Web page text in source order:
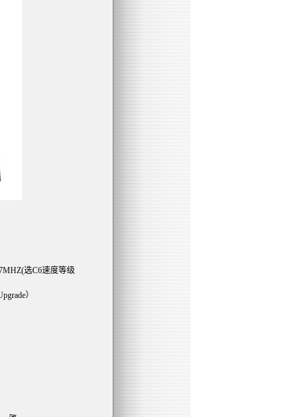
选C6速度等级
）